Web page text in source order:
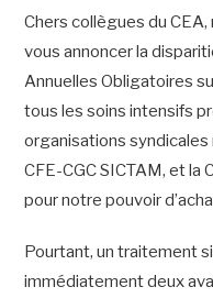
Chers collègues du
vous annoncer la
Annuelles Obligatoires
tous les soins intensifs
organisations
CFE-CGC SICTAM, et la
pour notre pouvoir
Pourtant, un traitement
immédiatement deux